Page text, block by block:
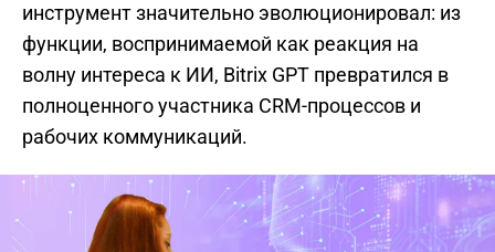
инструмент значительно эволюционировал: из
функции, воспринимаемой как реакция на
волну интереса к ИИ, Bitrix GPT превратился в
полноценного участника CRM-процессов и
рабочих коммуникаций.